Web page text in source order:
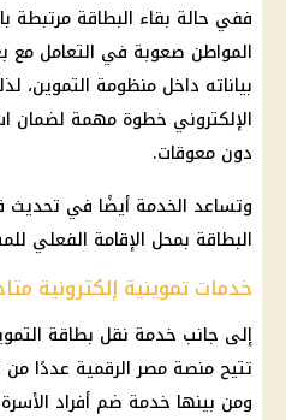
ففي حالة بقاء البطاقة مرتبطة
المواطن صعوبة في التعامل مع
بياناته داخل منظومة التموين،
الإلكتروني خطوة مهمة لضمان
دون معوقات.
وتساعد الخدمة أيضًا في تحديث
البطاقة بمحل الإقامة الفعلي
خدمات تموينية إلكترونية
إلى جانب خدمة نقل بطاقة
تتيح منصة مصر الرقمية عددًا من
ومن بينها خدمة ضم أفراد الأسرة